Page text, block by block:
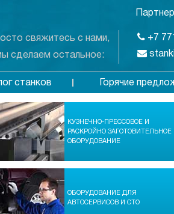
свяжитесь с нами,
сделаем остальное:
+7
станков Горячие
КУЗНЕЧНО-ПРЕССОВОЕ И
РАСКРОЙНО ЗАГОТОВИТЕЛЬНОЕ
ОБОРУДОВАНИЕ
ОБОРУДОВАНИЕ ДЛЯ
АВТОСЕРВИСОВ И СТО